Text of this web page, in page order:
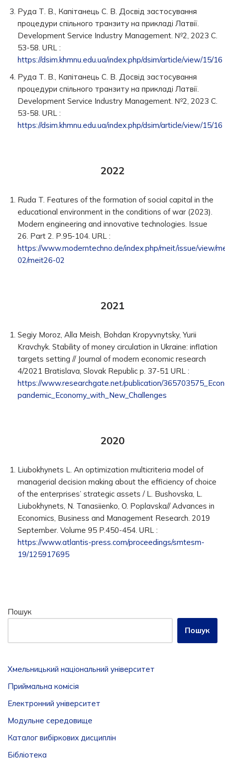
Руда Т. В., Капітанець С. В. Досвід застосування
процедури спільного транзиту на прикладі Латвії.
Development Service Industry Management. №2, 2023 С.
53-58. URL :
https://dsim.khmnu.edu.ua/index.php/dsim/article/view/15/16
Руда Т. В., Капітанець С. В. Досвід застосування
процедури спільного транзиту на прикладі Латвії.
Development Service Industry Management. №2, 2023 С.
53-58. URL :
https://dsim.khmnu.edu.ua/index.php/dsim/article/view/15/16
2022
Ruda T. Features of the formation of social capital in the
educational environment in the conditions of war (2023).
Modern engineering and innovative technologies. Issue
26. Part 2. Р.95-104. URL :
https://www.moderntechno.de/index.php/meit/issue/view/
02/meit26-02
2021
Segiy Moroz, Alla Meish, Bohdan Kropyvnytsky, Yurii
Kravchyk. Stability of money circulation in Ukraine: inflation
targets setting // Journal of modern economic research
4/2021 Bratislava, Slovak Republic p. 37-51 URL :
https://www.researchgate.net/publication/
pandemic_Economy_with_New_Challenges
2020
Liubokhynets L. An optimization multicriteria model of
managerial decision making about the efficiency of choice
of the enterprises’ strategic assets / L. Bushovska, L.
Liubokhynets, N. Tanasiienko, O. Poplavska// Advances in
Economics, Business and Management Research. 2019
September. Volume 95 P.450-454. URL :
https://www.atlantis-press.com/proceedings/smtesm-
19/125917695
Пошук
Пошук
Хмельницький національний університет
Приймальна комісія
Електронний університет
Модульне середовище
Каталог вибіркових дисциплін
Бібліотека